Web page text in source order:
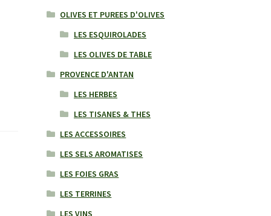
OLIVES ET PUREES D'OLIVES
LES ESQUIROLADES
LES OLIVES DE TABLE
PROVENCE D'ANTAN
LES HERBES
LES TISANES & THES
LES ACCESSOIRES
LES SELS AROMATISES
LES FOIES GRAS
LES TERRINES
LES VINS